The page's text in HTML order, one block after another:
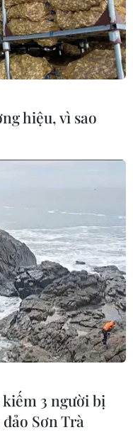
KHÚC THANH
định sử dụng
cáo
hiệu, vì sao
3 người bị
Sơn Trà